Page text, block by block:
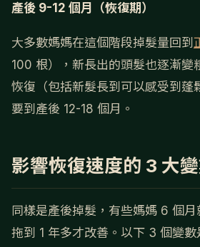
產後 9-12 個月（恢復期）
大多數媽媽在這個階段掉髮量回到
100 根），新長出的頭髮也逐漸變
恢復（包括新髮長到可以感受到蓬
要到產後 12-18 個月。
影響恢復速度的 3 大
同樣是產後掉髮，有些媽媽 6 個
拖到 1 年多才改善。以下 3 個變